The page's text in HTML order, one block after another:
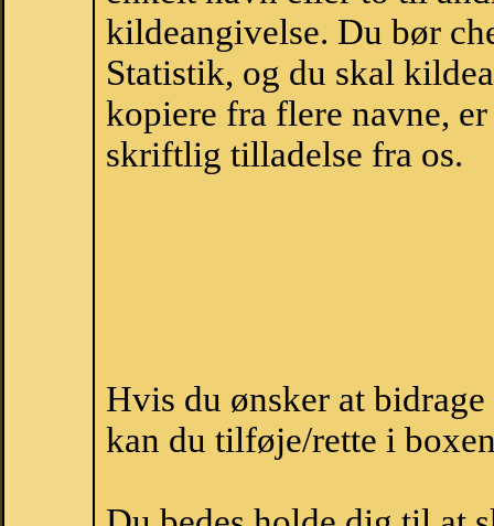
kildeangivelse. Du bør
Statistik, og du skal
kopiere fra flere navne,
skriftlig tilladelse fra os.
Hvis du ønsker at
kan du tilføje/rette i